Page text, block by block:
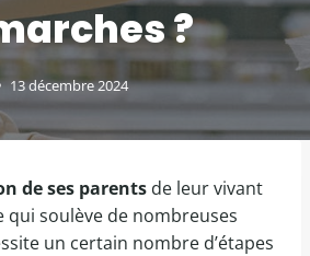
?
13 décembre 2024
de ses parents de leur vivant
qui soulève de nombreuses
un certain nombre d’étapes